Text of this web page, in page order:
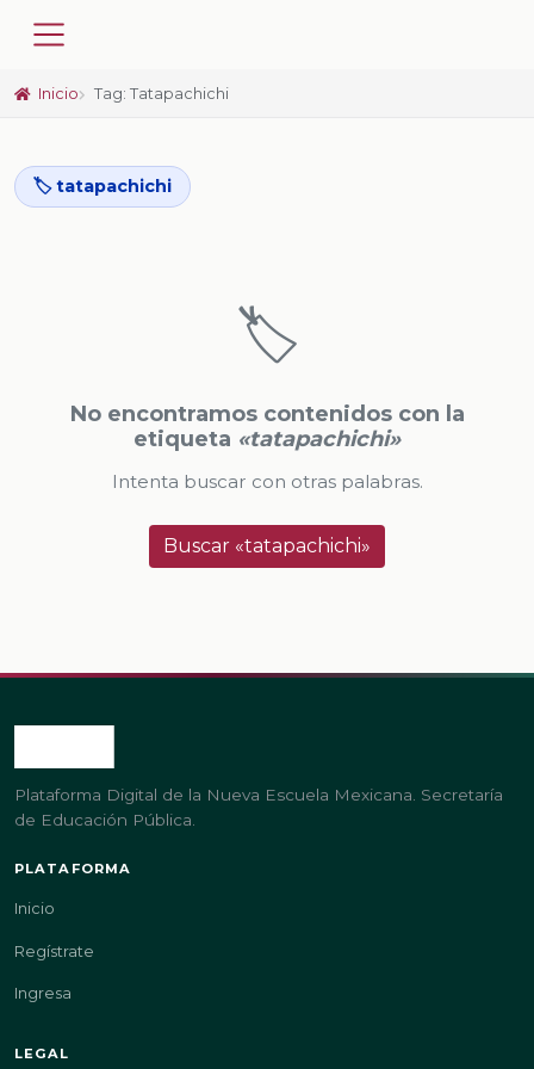
Inicio Tag: Tatapachichi
🏷️ tatapachichi
🏷️
No encontramos contenidos con la
etiqueta «tatapachichi»
Intenta buscar con otras palabras.
Buscar «tatapachichi»
Plataforma Digital de la Nueva Escuela Mexicana. Secretaría
de Educación Pública.
PLATAFORMA
Inicio
Regístrate
Ingresa
LEGAL